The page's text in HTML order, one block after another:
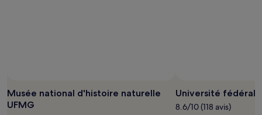
Musée national d'histoire naturelle
UFMG
Université
8.6/10 (118 avis)